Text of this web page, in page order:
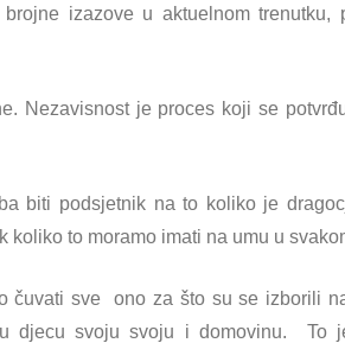
izazove u aktuelnom trenutku,
Nezavisnost je proces koji se
biti podsjetnik na to koliko je
to moramo imati na umu u
čuvati sve ono za što su se izborili
djecu svoju svoju i domovinu. To